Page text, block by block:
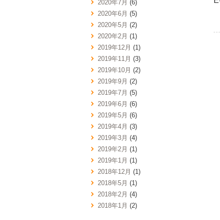
2020年7月 (6)
2020年6月 (5)
2020年5月 (2)
2020年2月 (1)
2019年12月 (1)
2019年11月 (3)
2019年10月 (2)
2019年9月 (2)
2019年7月 (5)
2019年6月 (6)
2019年5月 (6)
2019年4月 (3)
2019年3月 (4)
2019年2月 (1)
2019年1月 (1)
2018年12月 (1)
2018年5月 (1)
2018年2月 (4)
2018年1月 (2)